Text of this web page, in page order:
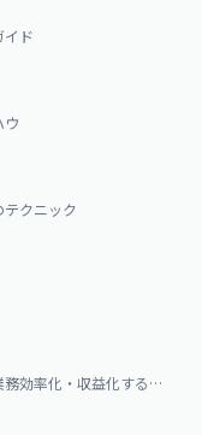
イド
ウ
クニック
職種別にChatGPT・生成AIを活用して業務効率化・収益化するノウハウ